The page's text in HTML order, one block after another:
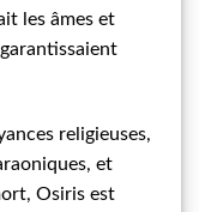
les âmes et
religieuses,
et
Osiris est